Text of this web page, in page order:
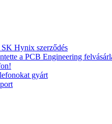
Hynix szerződés
a PCB Engineering
gyárt